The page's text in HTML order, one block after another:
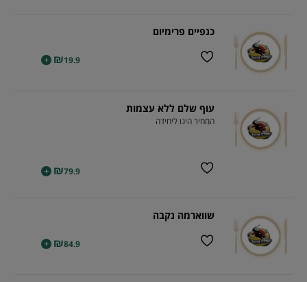
כנפיים פרימיום
₪19.9
+
עוף שלם ללא עצמות
המחיר הינו ליחידה
₪79.9
+
שווארמה נקבה
₪84.9
+